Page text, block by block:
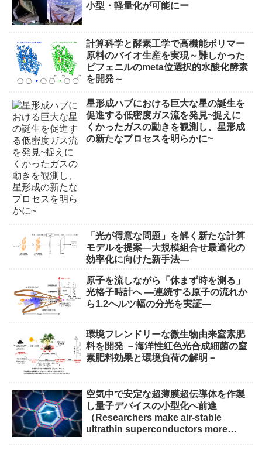
小型・軽量化が可能にー
計算科学と酵素工学で高機能ポリマー
原料のバイオ生産を実現～難しかった
ビフェニルのmeta位選択的水酸化酵素
を開発～
星形成ハブにおける巨大な星の誕生を
促進する低密度ガス流を発見~捉えに
くかったガスの動きを観測し、星形成
の新たなプロセスを明らかに~
「光が得意な問題」を解く新たな計算
モデルを提案―大規模組合せ最適化の
効率化に向けた新手法―
原子を流しながら「休まず時を測る」
光格子時計へ ―連続する原子の流れか
ら1.2ヘルツ幅の分光を実証―
環境フレンドリーな微生物由来窒素肥
料を開発 －海洋性紅色光合成細菌の窒
素肥料効果と環境負荷の解明－
空気中で安定な超薄膜超伝導体を作製
し量子デバイスの小型化へ前進
（Researchers make air-stable
ultrathin superconductors more